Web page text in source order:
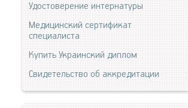
Удостоверение интернатуры
Медицинский сертификат
специалиста
Купить Украинский диплом
Свидетельство об аккредитации